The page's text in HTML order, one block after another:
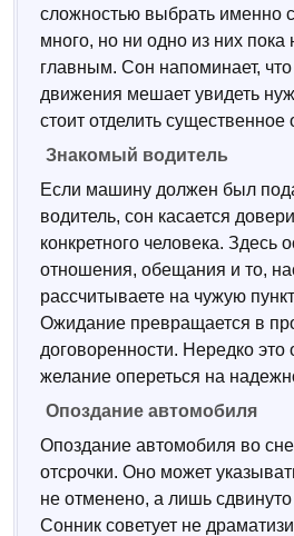
сложностью выбрать именно
много, но ни одно из них пока
главным. Сон напоминает, что
движения мешает увидеть
стоит отделить существенное
Знакомый водитель
Если машину должен был
водитель, сон касается
конкретного человека. Здесь
отношения, обещания и то,
рассчитываете на чужую
Ожидание превращается в
договоренности. Нередко
желание опереться на
Опоздание автомобиля
Опоздание автомобиля во
отсрочки. Оно может
не отменено, а лишь
Сонник советует не